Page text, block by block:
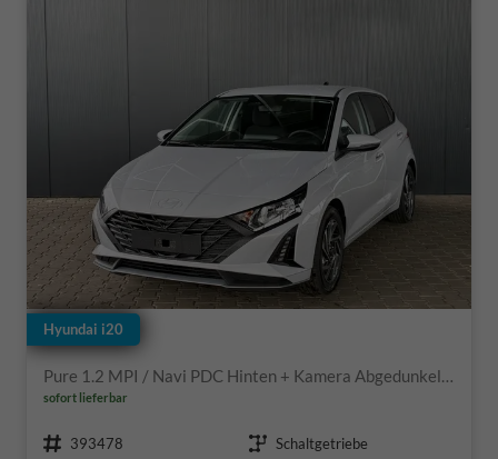
Hyundai i20
Pure 1.2 MPI / Navi PDC Hinten + Kamera Abgedunkelte Scheiben Tempomat Alu 16"
sofort lieferbar
Fahrzeugnr. 393478 Getriebe Schaltgetriebe